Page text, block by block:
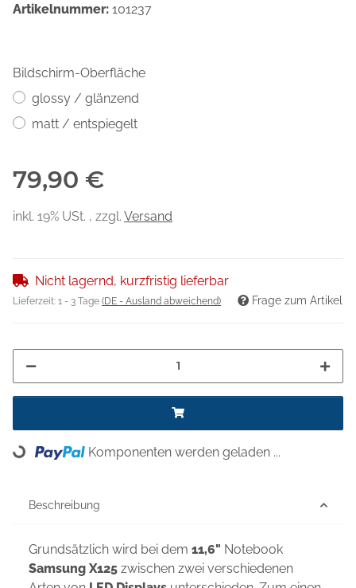
Artikelnummer: 101237
Bildschirm-Oberfläche
glossy / glänzend
matt / entspiegelt
79,90 €
inkl. 19% USt. , zzgl. Versand
Nicht lagernd, kurzfristig lieferbar
Lieferzeit: 1 - 3 Tage (DE - Ausland abweichend) Frage zum Artikel
Loading... Komponenten werden geladen ...
Beschreibung
Grundsätzlich wird bei dem 11,6" Notebook
Samsung X125 zwischen zwei verschiedenen